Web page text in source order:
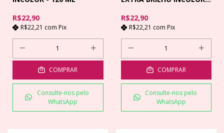
R$22,90
R$22,21 com Pix
COMPRAR
Consulte-nos pelo
WhatsApp
R$22,90
R$22,21 com Pix
COMPRAR
Consulte-nos pelo
WhatsApp